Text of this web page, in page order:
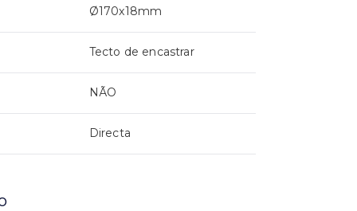
Ø170x18mm
Tecto de encastrar
NÃO
Directa